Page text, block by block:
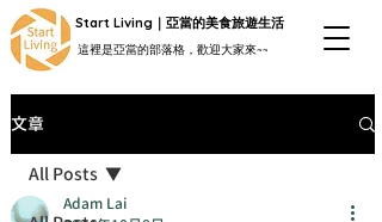
Start Living｜亞當的美食旅遊生活
這裡是亞當的部落格，歡迎大家來~~
文章
All Posts
Adam Lai